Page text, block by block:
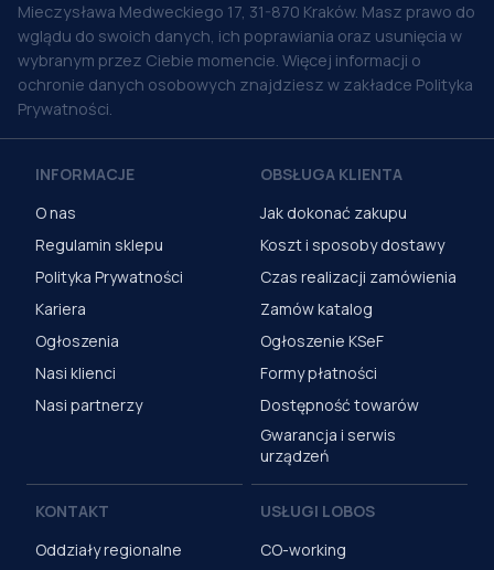
Mieczysława Medweckiego 17, 31-870 Kraków. Masz prawo do
wglądu do swoich danych, ich poprawiania oraz usunięcia w
wybranym przez Ciebie momencie. Więcej informacji o
ochronie danych osobowych znajdziesz w zakładce Polityka
Prywatności.
INFORMACJE
O nas
Regulamin sklepu
Polityka Prywatności
Kariera
Ogłoszenia
Nasi klienci
Nasi partnerzy
OBSŁUGA KLIENTA
Jak dokonać zakupu
Koszt i sposoby dostawy
Czas realizacji zamówienia
Zamów katalog
Ogłoszenie KSeF
Formy płatności
Dostępność towarów
Gwarancja i serwis
urządzeń
KONTAKT
Oddziały regionalne
USŁUGI LOBOS
CO-working